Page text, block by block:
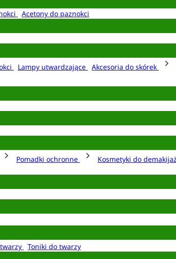
Acetony do paznokci
Lampy utwardzające Akcesoria do skórek
Pomadki ochronne
Kosmetyki do
Toniki do twarzy